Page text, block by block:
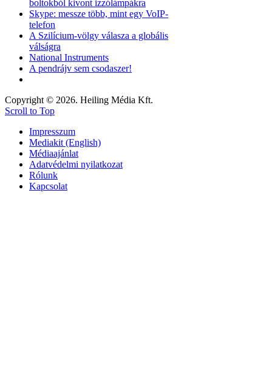
boltokból kivont izzólámpákra
Skype: messze több, mint egy VoIP-
telefon
A Szilícium-völgy válasza a globális
válságra
National Instruments
A pendrájv sem csodaszer!
Copyright © 2026. Heiling Média Kft.
Scroll to Top
Impresszum
Mediakit (English)
Médiaajánlat
Adatvédelmi nyilatkozat
Rólunk
Kapcsolat